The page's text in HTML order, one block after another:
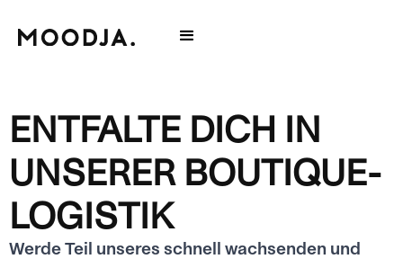
ENTFALTE DICH IN
UNSERER BOUTIQUE-
LOGISTIK
Werde Teil unseres schnell wachsenden und